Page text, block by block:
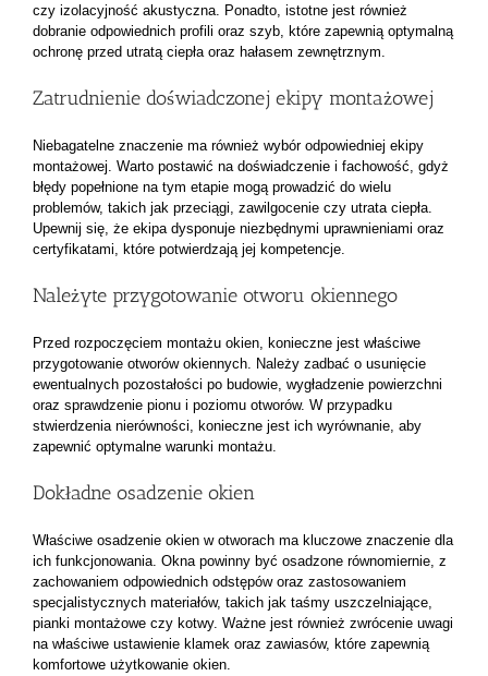
czy izolacyjność akustyczna. Ponadto, istotne jest również
dobranie odpowiednich profili oraz szyb, które zapewnią optymalną
ochronę przed utratą ciepła oraz hałasem zewnętrznym.
Zatrudnienie doświadczonej ekipy montażowej
Niebagatelne znaczenie ma również wybór odpowiedniej ekipy
montażowej. Warto postawić na doświadczenie i fachowość, gdyż
błędy popełnione na tym etapie mogą prowadzić do wielu
problemów, takich jak przeciągi, zawilgocenie czy utrata ciepła.
Upewnij się, że ekipa dysponuje niezbędnymi uprawnieniami oraz
certyfikatami, które potwierdzają jej kompetencje.
Należyte przygotowanie otworu okiennego
Przed rozpoczęciem montażu okien, konieczne jest właściwe
przygotowanie otworów okiennych. Należy zadbać o usunięcie
ewentualnych pozostałości po budowie, wygładzenie powierzchni
oraz sprawdzenie pionu i poziomu otworów. W przypadku
stwierdzenia nierówności, konieczne jest ich wyrównanie, aby
zapewnić optymalne warunki montażu.
Dokładne osadzenie okien
Właściwe osadzenie okien w otworach ma kluczowe znaczenie dla
ich funkcjonowania. Okna powinny być osadzone równomiernie, z
zachowaniem odpowiednich odstępów oraz zastosowaniem
specjalistycznych materiałów, takich jak taśmy uszczelniające,
pianki montażowe czy kotwy. Ważne jest również zwrócenie uwagi
na właściwe ustawienie klamek oraz zawiasów, które zapewnią
komfortowe użytkowanie okien.